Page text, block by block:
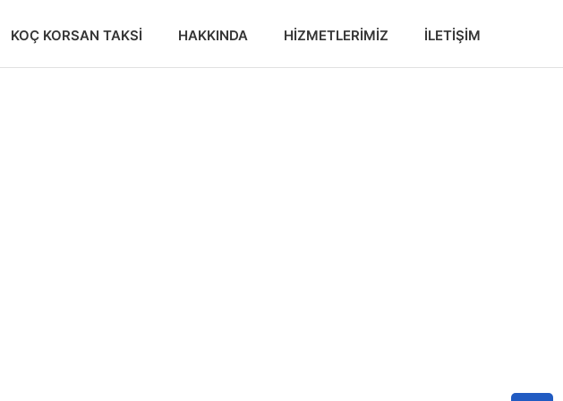
KOÇ KORSAN TAKSI HAKKINDA HIZMETLERIMIZ İLETIŞIM